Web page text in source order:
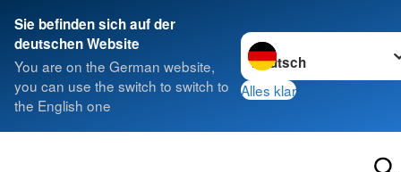
Sie befinden sich auf der
deutschen Website
You are on the German website,
you can use the switch to switch to
the English one
Sprache wechseln zu
Alles klar